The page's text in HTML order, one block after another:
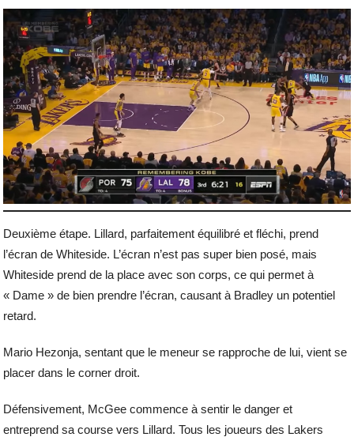
Deuxième étape. Lillard, parfaitement équilibré et fléchi, prend
l’écran de Whiteside. L’écran n’est pas super bien posé, mais
Whiteside prend de la place avec son corps, ce qui permet à
« Dame » de bien prendre l’écran, causant à Bradley un potentiel
retard.
Mario Hezonja, sentant que le meneur se rapproche de lui, vient se
placer dans le corner droit.
Défensivement, McGee commence à sentir le danger et
entreprend sa course vers Lillard. Tous les joueurs des Lakers